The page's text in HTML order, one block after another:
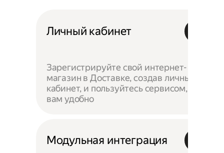
Личный кабинет
Зарегистрируйте свой интернет-
магазин в Доставке, создав личный
кабинет, и пользуйтесь сервисом, как
вам удобно
Модульная интеграция